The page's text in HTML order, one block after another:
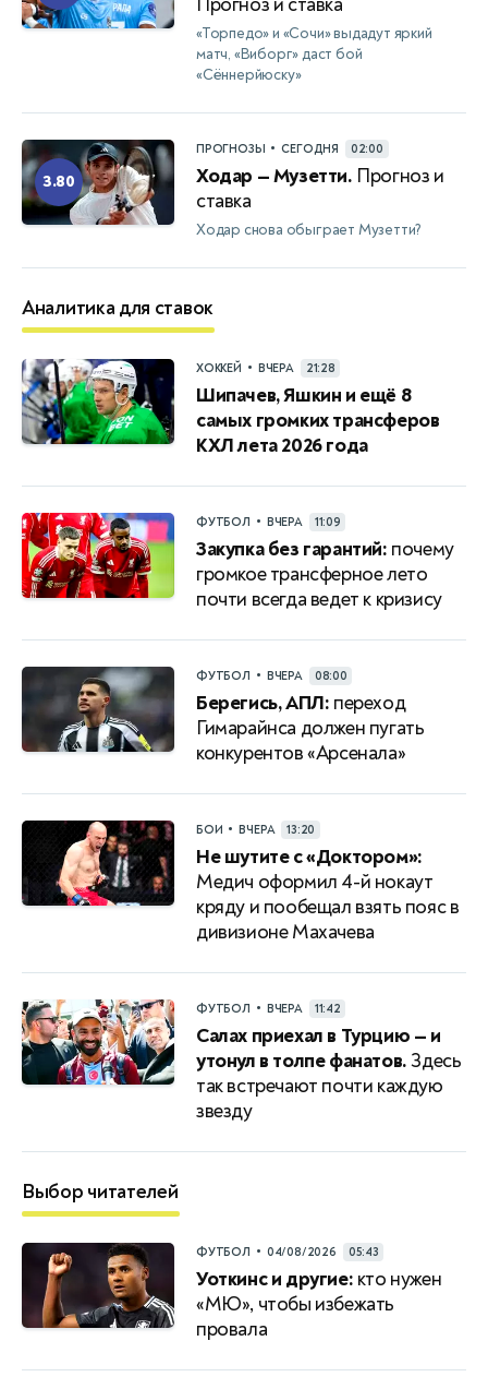
«Торпедо» и «Сочи» выдадут яркий
матч, «Виборг» даст бой
«Сённерйюску»
3.80
ПРОГНОЗЫ • СЕГОДНЯ 02:00
Ходар — Музетти. Прогноз и
ставка
Ходар снова обыграет Музетти?
Аналитика для ставок
ХОККЕЙ • ВЧЕРА 21:28
Шипачев, Яшкин и ещё 8
самых громких трансферов
КХЛ лета 2026 года
ФУТБОЛ • ВЧЕРА 11:09
Закупка без гарантий: почему
громкое трансферное лето
почти всегда ведет к кризису
ФУТБОЛ • ВЧЕРА 08:00
Берегись, АПЛ: переход
Гимарайнса должен пугать
конкурентов «Арсенала»
БОИ • ВЧЕРА 13:20
Не шутите с «Доктором»:
Медич оформил 4-й нокаут
кряду и пообещал взять пояс в
дивизионе Махачева
ФУТБОЛ • ВЧЕРА 11:42
Салах приехал в Турцию — и
утонул в толпе фанатов.Здесь
так встречают почти каждую
звезду
Выбор читателей
ФУТБОЛ • 04/08/2026 05:43
Уоткинс и другие: кто нужен
«МЮ», чтобы избежать
провала